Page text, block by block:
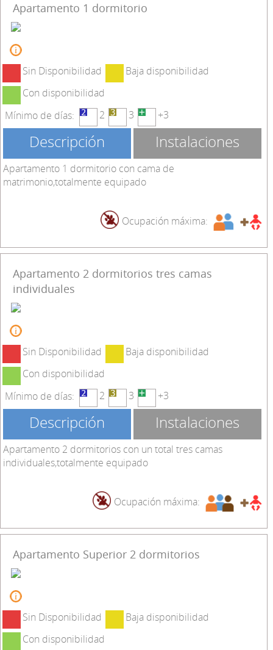
Apartamento 1 dormitorio
Sin Disponibilidad
Baja disponibilidad
Con disponibilidad
Mínimo de días:
2 3 +3
Descripción Instalaciones
Apartamento 1 dormitorio con cama de
matrimonio,totalmente equipado
Ocupación máxima:
Apartamento 2 dormitorios tres camas
individuales
Sin Disponibilidad
Baja disponibilidad
Con disponibilidad
Mínimo de días:
2 3 +3
Descripción Instalaciones
Apartamento 2 dormitorios con un total tres camas
individuales,totalmente equipado
Ocupación máxima:
Apartamento Superior 2 dormitorios
Sin Disponibilidad
Baja disponibilidad
Con disponibilidad